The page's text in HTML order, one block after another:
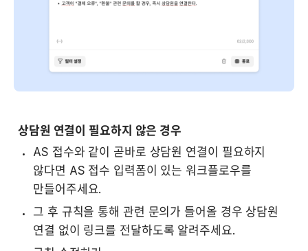
상담원 연결이 필요하지 않은 경우
AS 접수와 같이 곧바로 상담원 연결이 필요하지
않다면 AS 접수 입력폼이 있는 워크플로우를
만들어주세요.
그 후 규칙을 통해 관련 문의가 들어올 경우 상담원
연결 없이 링크를 전달하도록 알려주세요.